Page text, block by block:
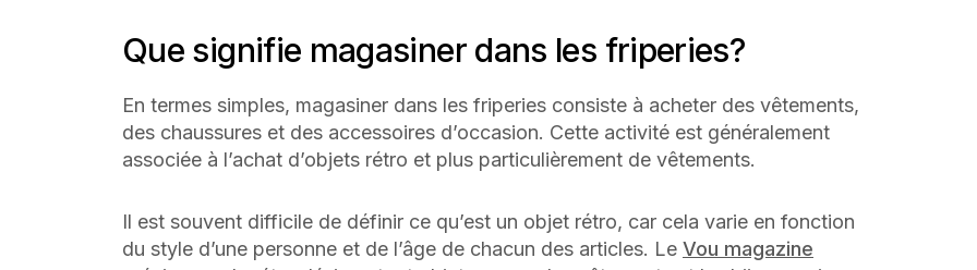
Que signifie magasiner dans les friperies?
En termes simples, magasiner dans les friperies consiste à acheter des vêtements,
des chaussures et des accessoires d’occasion. Cette activité est généralement
associée à l’achat d’objets rétro et plus particulièrement de vêtements.
Il est souvent difficile de définir ce qu’est un objet rétro, car cela varie en fonction
du style d’une personne et de l’âge de chacun des articles. Le Vou magazine